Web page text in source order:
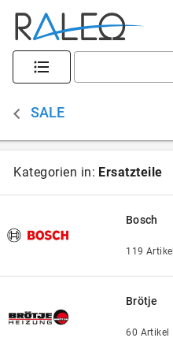
SALE
Kategorien in: Ersatzteile
Bosch
119 Artikel
Brötje
60 Artikel